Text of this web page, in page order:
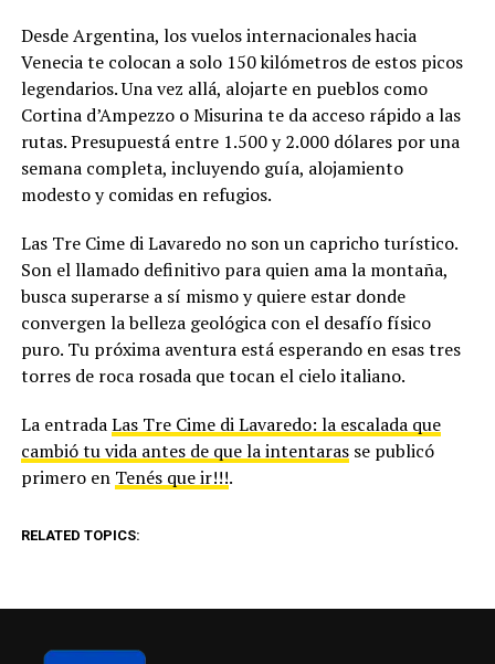
Desde Argentina, los vuelos internacionales hacia
Venecia te colocan a solo 150 kilómetros de estos picos
legendarios. Una vez allá, alojarte en pueblos como
Cortina d’Ampezzo o Misurina te da acceso rápido a las
rutas. Presupuestá entre 1.500 y 2.000 dólares por una
semana completa, incluyendo guía, alojamiento
modesto y comidas en refugios.
Las Tre Cime di Lavaredo no son un capricho turístico.
Son el llamado definitivo para quien ama la montaña,
busca superarse a sí mismo y quiere estar donde
convergen la belleza geológica con el desafío físico
puro. Tu próxima aventura está esperando en esas tres
torres de roca rosada que tocan el cielo italiano.
La entradaLas Tre Cime di Lavaredo: la escalada que
cambió tu vida antes de que la intentarasse publicó
primero en Tenés que ir!!!.
RELATED TOPICS: